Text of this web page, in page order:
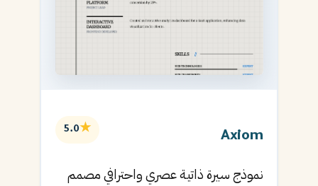
Axiom
★
5.0
نموذج سيرة ذاتية عصري واحترافي مصمم